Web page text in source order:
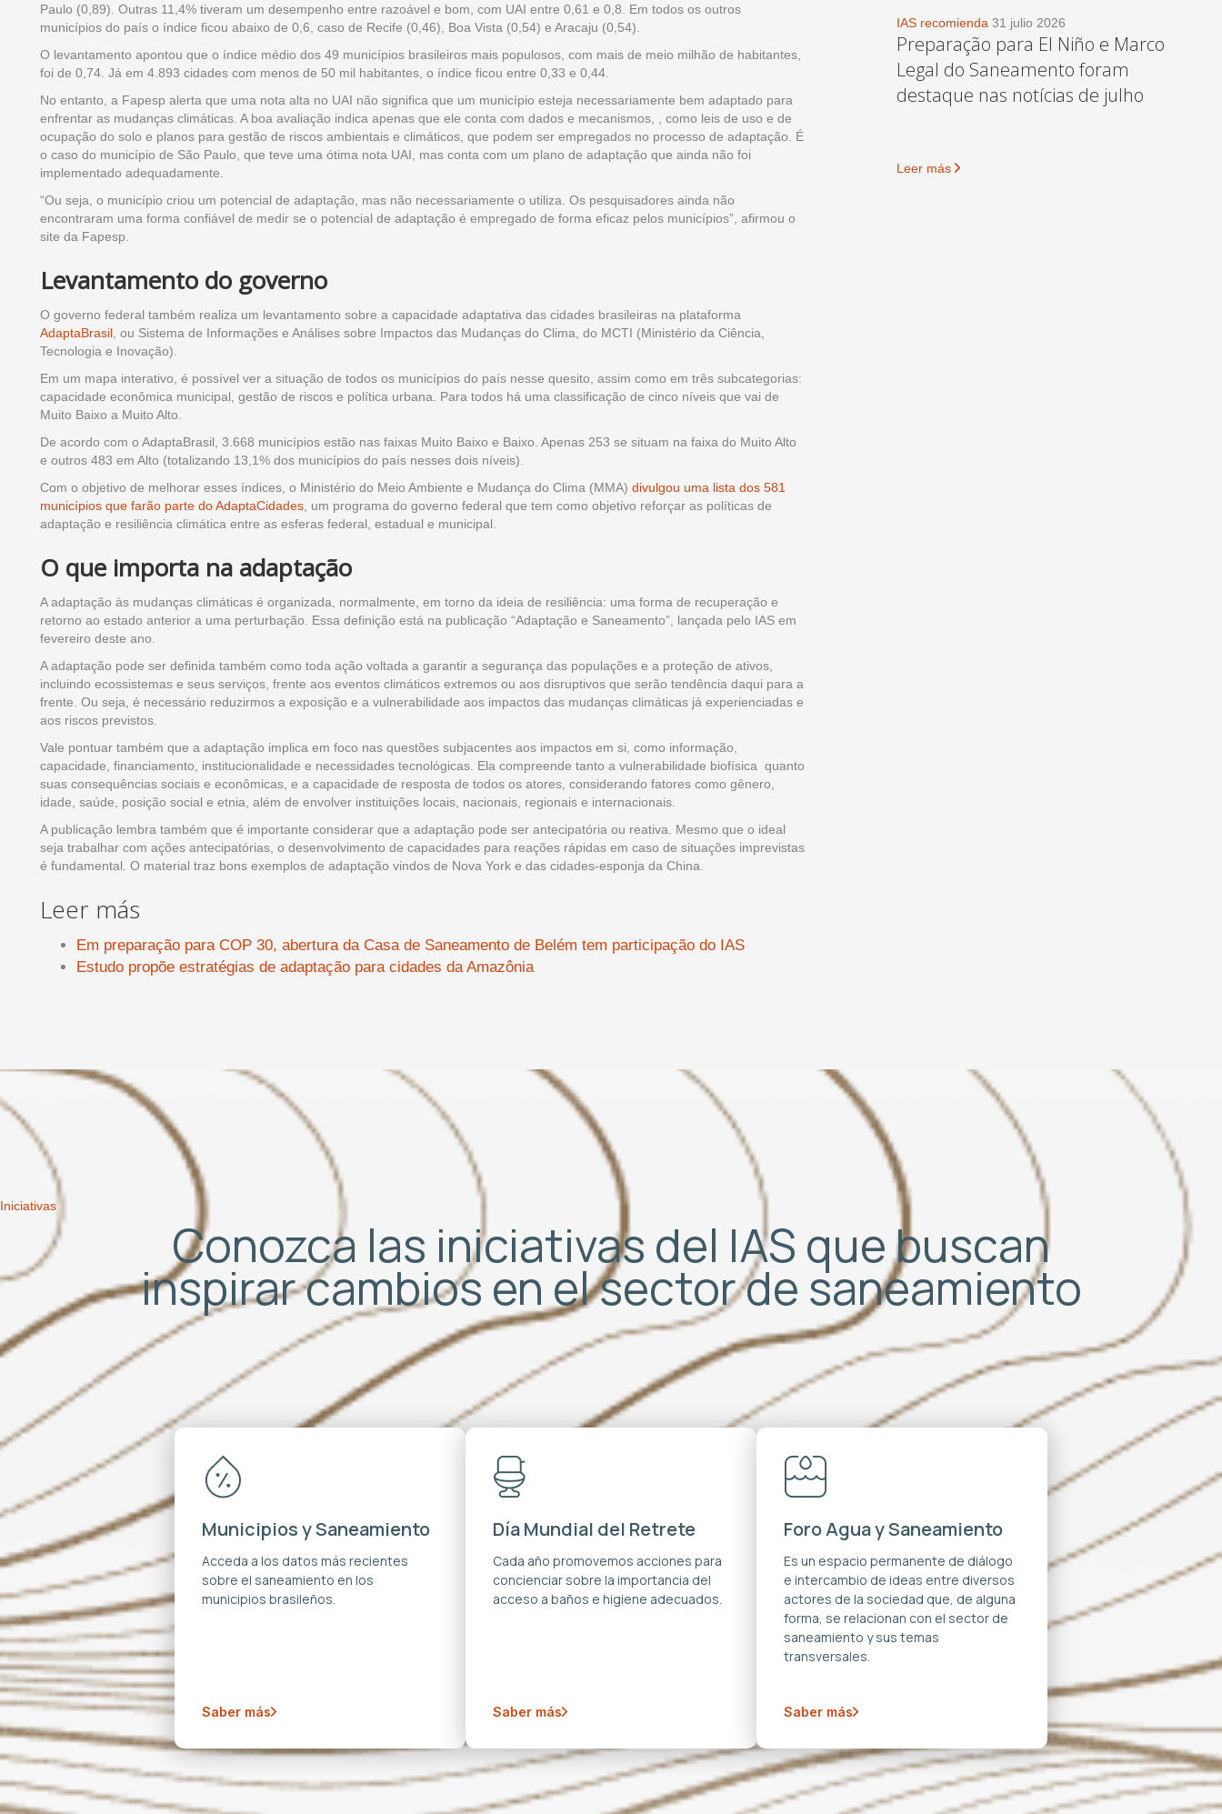
Paulo (0,89). Outras 11,4% tiveram um desempenho entre razoável e bom, com UAI entre 0,61 e 0,8. Em todos os outros
municípios do país o índice ficou abaixo de 0,6, caso de Recife (0,46), Boa Vista (0,54) e Aracaju (0,54).
O levantamento apontou que o índice médio dos 49 municípios brasileiros mais populosos, com mais de meio milhão de habitantes,
foi de 0,74. Já em 4.893 cidades com menos de 50 mil habitantes, o índice ficou entre 0,33 e 0,44.
No entanto, a Fapesp alerta que uma nota alta no UAI não significa que um município esteja necessariamente bem adaptado para
enfrentar as mudanças climáticas. A boa avaliação indica apenas que ele conta com dados e mecanismos, , como leis de uso e de
ocupação do solo e planos para gestão de riscos ambientais e climáticos, que podem ser empregados no processo de adaptação. É
o caso do município de São Paulo, que teve uma ótima nota UAI, mas conta com um plano de adaptação que ainda não foi
implementado adequadamente.
“Ou seja, o município criou um potencial de adaptação, mas não necessariamente o utiliza. Os pesquisadores ainda não
encontraram uma forma confiável de medir se o potencial de adaptação é empregado de forma eficaz pelos municípios”, afirmou o
site da Fapesp.
Levantamento do governo
O governo federal também realiza um levantamento sobre a capacidade adaptativa das cidades brasileiras na plataforma
AdaptaBrasil , ou Sistema de Informações e Análises sobre Impactos das Mudanças do Clima, do MCTI (Ministério da Ciência,
Tecnologia e Inovação).
Em um mapa interativo, é possível ver a situação de todos os municípios do país nesse quesito, assim como em três subcategorias:
capacidade econômica municipal, gestão de riscos e política urbana. Para todos há uma classificação de cinco níveis que vai de
Muito Baixo a Muito Alto.
De acordo com o AdaptaBrasil, 3.668 municípios estão nas faixas Muito Baixo e Baixo. Apenas 253 se situam na faixa do Muito Alto
e outros 483 em Alto (totalizando 13,1% dos municípios do país nesses dois níveis).
Com o objetivo de melhorar esses índices, o Ministério do Meio Ambiente e Mudança do Clima (MMA) divulgou uma lista dos 581
municípios que farão parte do AdaptaCidades , um programa do governo federal que tem como objetivo reforçar as políticas de
adaptação e resiliência climática entre as esferas federal, estadual e municipal.
O que importa na adaptação
A adaptação às mudanças climáticas é organizada, normalmente, em torno da ideia de resiliência: uma forma de recuperação e
retorno ao estado anterior a uma perturbação. Essa definição está na publicação “Adaptação e Saneamento”, lançada pelo IAS em
fevereiro deste ano.
A adaptação pode ser definida também como toda ação voltada a garantir a segurança das populações e a proteção de ativos,
incluindo ecossistemas e seus serviços, frente aos eventos climáticos extremos ou aos disruptivos que serão tendência daqui para a
frente. Ou seja, é necessário reduzirmos a exposição e a vulnerabilidade aos impactos das mudanças climáticas já experienciadas e
aos riscos previstos.
Vale pontuar também que a adaptação implica em foco nas questões subjacentes aos impactos em si, como informação,
capacidade, financiamento, institucionalidade e necessidades tecnológicas. Ela compreende tanto a vulnerabilidade biofísica quanto
suas consequências sociais e econômicas, e a capacidade de resposta de todos os atores, considerando fatores como gênero,
idade, saúde, posição social e etnia, além de envolver instituições locais, nacionais, regionais e internacionais.
A publicação lembra também que é importante considerar que a adaptação pode ser antecipatória ou reativa. Mesmo que o ideal
seja trabalhar com ações antecipatórias, o desenvolvimento de capacidades para reações rápidas em caso de situações imprevistas
é fundamental. O material traz bons exemplos de adaptação vindos de Nova York e das cidades-esponja da China.
Leer más
Em preparação para COP 30, abertura da Casa de Saneamento de Belém tem participação do IAS
Estudo propõe estratégias de adaptação para cidades da Amazônia
IAS recomienda 31 julio 2026
Preparação para El Niño e Marco
Legal do Saneamento foram
destaque nas notícias de julho
Leer más
Iniciativas
Conozca las iniciativas del IAS que buscan
inspirar cambios en el sector de saneamiento
Municipios y Saneamiento
Acceda a los datos más recientes
sobre el saneamiento en los
municipios brasileños.
Saber más
Día Mundial del Retrete
Cada año promovemos acciones para
concienciar sobre la importancia del
acceso a baños e higiene adecuados.
Saber más
Foro Agua y Saneamiento
Es un espacio permanente de diálogo
e intercambio de ideas entre diversos
actores de la sociedad que, de alguna
forma, se relacionan con el sector de
saneamiento y sus temas
transversales.
Saber más